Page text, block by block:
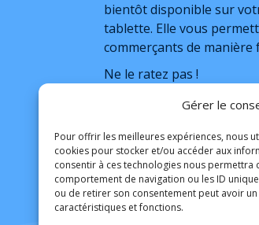
Gérer le
Pour offrir les meilleures expériences, nous
cookies pour stocker et/ou accéder aux
consentir à ces technologies nous
comportement de navigation ou les ID
ou de retirer son consentement peut avoir
caractéristiques et fonctions.
bientôt disponible sur
tablette. Elle vous
commerçants de manière
Ne le ratez pas !